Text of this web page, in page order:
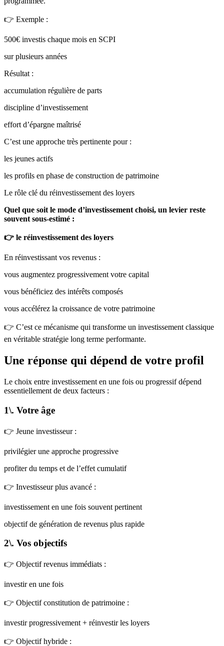
👉 Exemple :
500€ investis chaque mois en SCPI
sur plusieurs années
Résultat :
accumulation régulière de parts
discipline d’investissement
effort d’épargne maîtrisé
C’est une approche très pertinente pour :
les jeunes actifs
les profils en phase de construction de patrimoine
Le rôle clé du réinvestissement des loyers
Quel que soit le mode d’investissement choisi, un levier reste
souvent sous-estimé :
👉 le réinvestissement des loyers
En réinvestissant vos revenus :
vous augmentez progressivement votre capital
vous bénéficiez des intérêts composés
vous accélérez la croissance de votre patrimoine
👉 C’est ce mécanisme qui transforme un investissement classique
en véritable stratégie long terme performante.
Une réponse qui dépend de votre profil
Le choix entre investissement en une fois ou progressif dépend
essentiellement de deux facteurs :
1\. Votre âge
👉 Jeune investisseur :
privilégier une approche progressive
profiter du temps et de l’effet cumulatif
👉 Investisseur plus avancé :
investissement en une fois souvent pertinent
objectif de génération de revenus plus rapide
2\. Vos objectifs
👉 Objectif revenus immédiats :
investir en une fois
👉 Objectif constitution de patrimoine :
investir progressivement + réinvestir les loyers
👉 Objectif hybride :